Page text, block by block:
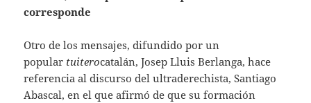
corresponde
Otro de los mensajes, difundido por un
popular tuiterocatalán, Josep Lluis Berlanga, hace
referencia al discurso del ultraderechista, Santiago
Abascal, en el que afirmó de que su formación